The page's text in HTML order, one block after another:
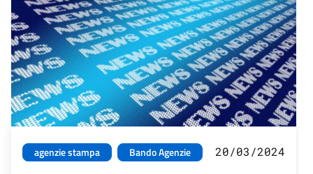
agenzie stampa Bando Agenzie 20/03/2024